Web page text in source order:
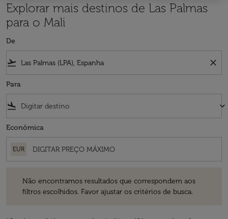
Explorar mais destinos de Las Palmas
para o Mali
De
flight_takeoff close
Para
flight_land keyboard_arrow_down
Econômica
EUR
Não encontramos resultados que correspondem aos
filtros escolhidos. Favor ajustar os critérios de busca.